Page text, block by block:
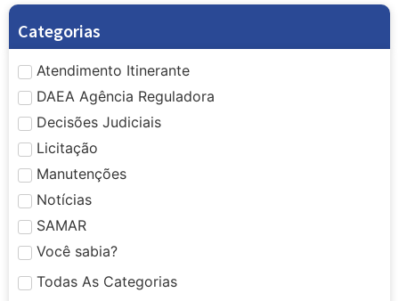
Categorias
Atendimento Itinerante
DAEA Agência Reguladora
Decisões Judiciais
Licitação
Manutenções
Notícias
SAMAR
Você sabia?
Todas As Categorias